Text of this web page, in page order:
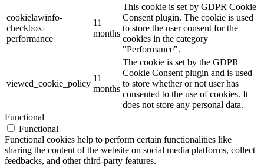
cookielawinfo-
checkbox-
performance
11
months
This cookie is set by GDPR Cookie
Consent plugin. The cookie is used
to store the user consent for the
cookies in the category
"Performance".
viewed_cookie_policy
11
months
The cookie is set by the GDPR
Cookie Consent plugin and is used
to store whether or not user has
consented to the use of cookies. It
does not store any personal data.
Functional
Functional
Functional cookies help to perform certain functionalities like
sharing the content of the website on social media platforms, collect
feedbacks, and other third-party features.